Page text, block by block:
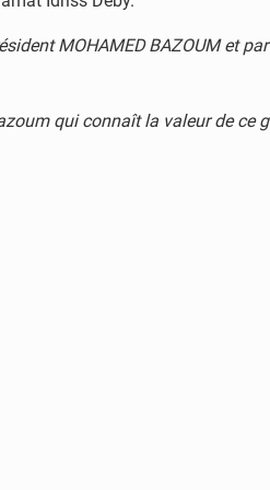
MOHAMED BAZOUM et
qui connaît la valeur de ce